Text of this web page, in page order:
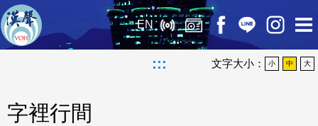
EN
::: 文字大小： 小 中 大
字裡行間